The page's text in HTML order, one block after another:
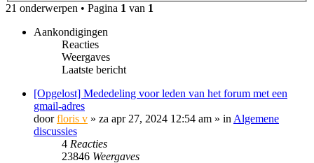
21 onderwerpen • Pagina 1 van 1
Aankondigingen
Reacties
Weergaves
Laatste bericht
[Opgelost] Mededeling voor leden van het forum met een
gmail-adres
doorfloris v » za apr 27, 2024 12:54 am » in Algemene
discussies
4 Reacties
23846 Weergaves